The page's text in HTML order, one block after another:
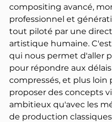
compositing avancé,
professionnel et
tout piloté par une
artistique humaine.
qui nous permet d'aller
pour répondre aux délais
compressés, et plus loin
proposer des concepts
ambitieux qu'avec les
de production